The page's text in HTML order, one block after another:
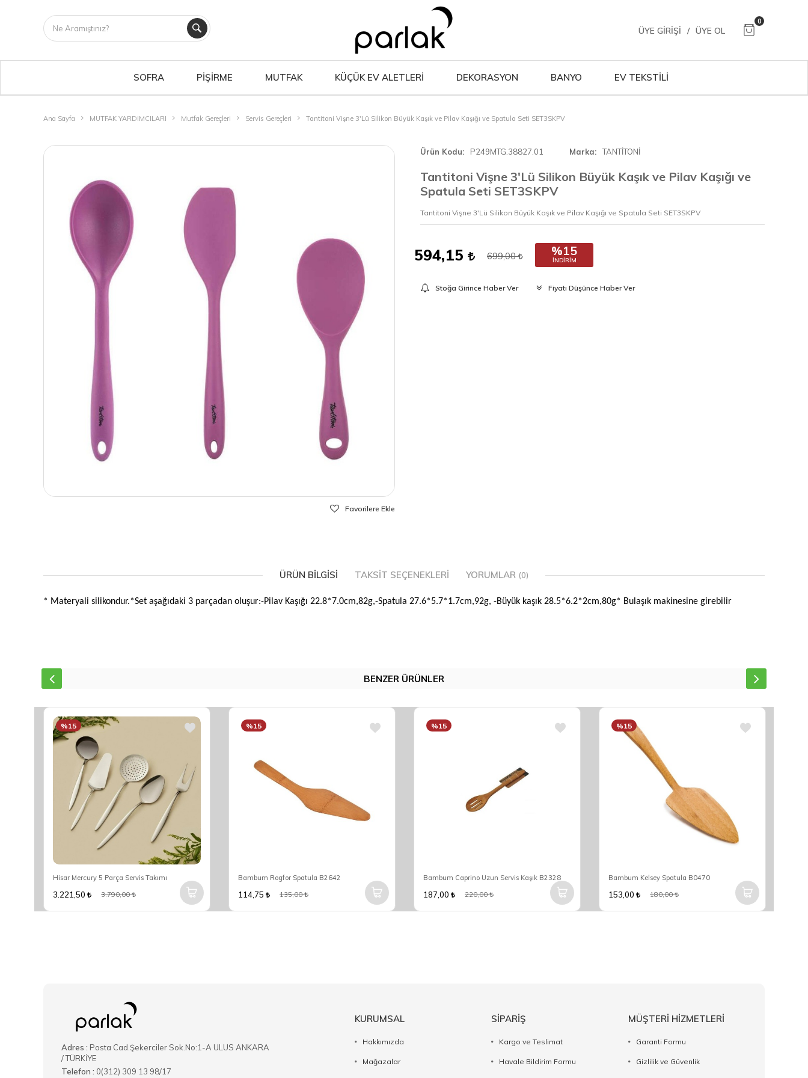
ÜYE GIRIŞI / ÜYE OL
0
SOFRA PİŞİRME MUTFAK KÜÇÜK EV ALETLERİ DEKORASYON BANYO EV TEKSTİLİ
Ana Sayfa MUTFAK YARDIMCILARI Mutfak Gereçleri Servis Gereçleri Tantitoni Vişne 3'Lü Silikon Büyük Kaşık ve Pilav Kaşığı ve Spatula Seti SET3SKPV
Favorilere Ekle
Ürün Kodu P249MTG.38827.01 Marka TANTİTONİ
Tantitoni Vişne 3'Lü Silikon Büyük Kaşık ve Pilav Kaşığı ve
Spatula Seti SET3SKPV
Tantitoni Vişne 3'Lü Silikon Büyük Kaşık ve Pilav Kaşığı ve Spatula Seti SET3SKPV
594,15 699,00 %15
İNDIRIM
Stoğa Girince Haber Ver Fiyatı Düşünce Haber Ver
ÜRÜN BILGISI TAKSIT SEÇENEKLERI YORUMLAR (0)
* Materyali silikondur.*Set aşağıdaki 3 parçadan oluşur:-Pilav Kaşığı 22.8*7.0cm,82g,-Spatula 27.6*5.7*1.7cm,92g, -Büyük kaşık 28.5*6.2*2cm,80g* Bulaşık makinesine girebilir
BENZER ÜRÜNLER
Hisar Mercury 5 Parça Servis Takımı
%15
3.221,50 3.790,00
Bambum Rogfor Spatula B2642
%15
114,75 135,00
Bambum Caprino Uzun Servis Kaşık B2328
%15
187,00 220,00
Bambum Kelsey Spatula B0470
%15
153,00 180,00
Adres : Posta Cad.Şekerciler Sok.No:1-A ULUS ANKARA
/ TÜRKİYE
Telefon : 0(312) 309 13 98/17
KURUMSAL
Hakkımızda
Mağazalar
SİPARİŞ
Kargo ve Teslimat
Havale Bildirim Formu
MÜŞTERİ HİZMETLERİ
Garanti Formu
Gizlilik ve Güvenlik